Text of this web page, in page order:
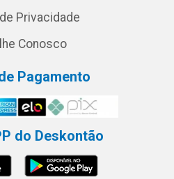
Privacidade
Conosco
Pagamento
do Deskontão